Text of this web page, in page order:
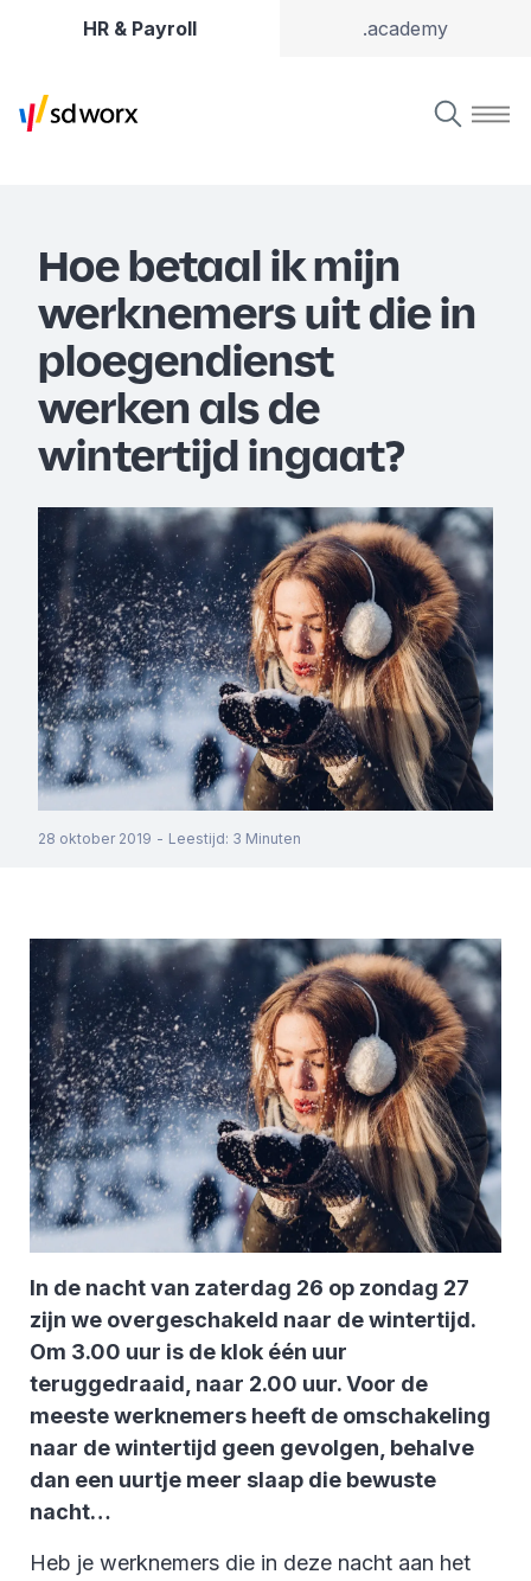
HR & Payroll .academy
Hoe betaal ik mijn
werknemers uit die in
ploegendienst
werken als de
wintertijd ingaat?
28 oktober 2019 - Leestijd: 3 Minuten
In de nacht van zaterdag 26 op zondag 27
zijn we overgeschakeld naar de wintertijd.
Om 3.00 uur is de klok één uur
teruggedraaid, naar 2.00 uur. Voor de
meeste werknemers heeft de omschakeling
naar de wintertijd geen gevolgen, behalve
dan een uurtje meer slaap die bewuste
nacht…
Heb je werknemers die in deze nacht aan het